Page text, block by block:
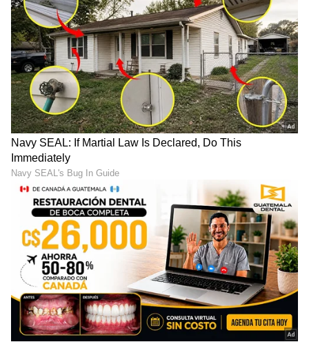
ತಾರೆಯರ ಸಂದರ್ಶನಗಳು, ಧಾರಾವಾಹಿ ಅಪ್‌ಡೇಟ್ಸ್‌,
ತೆರೆಮರೆಯ ಕಥೆಗಳು,OTT ರಿಲೀಸ್‌ಗಳ ಬಗ್ಗೆ
ಮಾಹಿತಿಯೂ ಇಲ್ಲಿದೆ.
DOWNLOAD APP